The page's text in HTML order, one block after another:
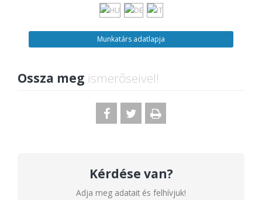
Munkatárs adatlapja
Ossza meg ismerőseivel!
Kérdése van?
Adja meg adatait és felhívjuk!